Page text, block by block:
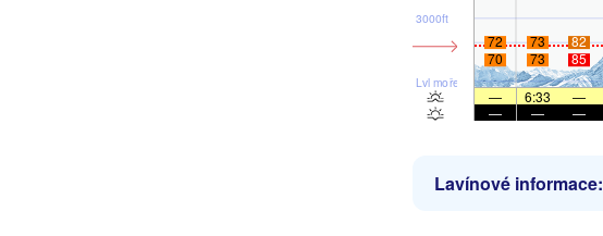
Lvl moře
3000ft
72 73 82
70
73 85
— 6:33 —
—
— —
Lavínové informace: